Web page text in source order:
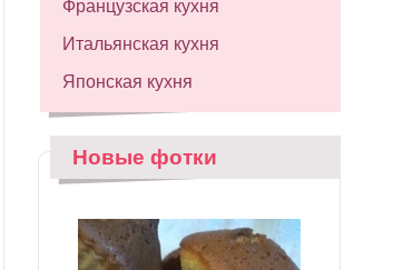
Французская кухня
Итальянская кухня
Японская кухня
Новые фотки